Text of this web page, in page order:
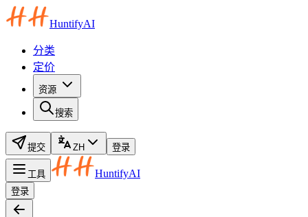
HuntifyAI
分类
定价
资源
搜索
提交 ZH 登录
工具 HuntifyAI
登录